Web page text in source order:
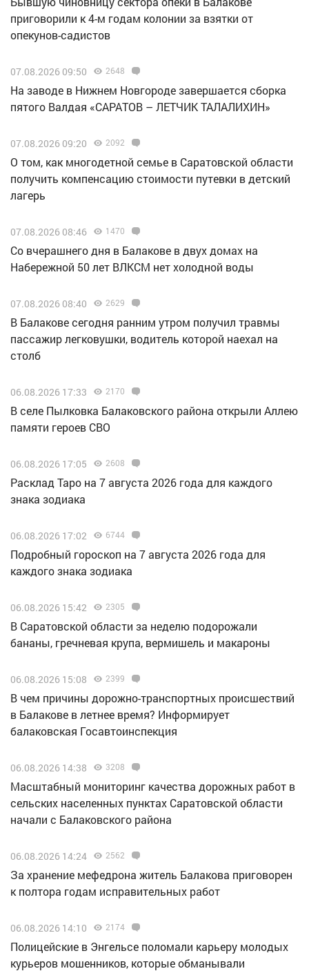
приговорили к 4-м годам колонии за взятки от
опекунов-садистов
07.08.2026 09:50 2648
Н️а заводе в Нижнем Новгороде завершается сборка
пятого Валдая «САРАТОВ – ЛЕТЧИК ТАЛАЛИХИН»
07.08.2026 09:20 2092
О том, как многодетной семье в Саратовской области
получить компенсацию стоимости путевки в детский
лагерь
07.08.2026 08:46 1470
Со вчерашнего дня в Балакове в двух домах на
Набережной 50 лет ВЛКСМ нет холодной воды
07.08.2026 08:40 2629
В Балакове сегодня ранним утром получил травмы
пассажир легковушки, водитель которой наехал на
столб
06.08.2026 17:33 2170
В селе Пылковка Балаковского района открыли Аллею
памяти героев СВО
06.08.2026 17:05 2608
Расклад Таро на 7 августа 2026 года для каждого
знака зодиака
06.08.2026 17:02 6744
Подробный гороскоп на 7 августа 2026 года для
каждого знака зодиака
06.08.2026 15:42 2305
В Саратовской области за неделю подорожали
бананы, гречневая крупа, вермишель и макароны
06.08.2026 15:08 2399
В чем причины дорожно-транспортных происшествий
в Балакове в летнее время? Информирует
балаковская Госавтоинспекция
06.08.2026 14:38 3208
Масштабный мониторинг качества дорожных работ в
сельских населенных пунктах Саратовской области
начали с Балаковского района
06.08.2026 14:24 2562
За хранение мефедрона житель Балакова приговорен
к полтора годам исправительных работ
06.08.2026 14:10 2174
Полицейские в Энгельсе поломали карьеру молодых
курьеров мошенников, которые обманывали